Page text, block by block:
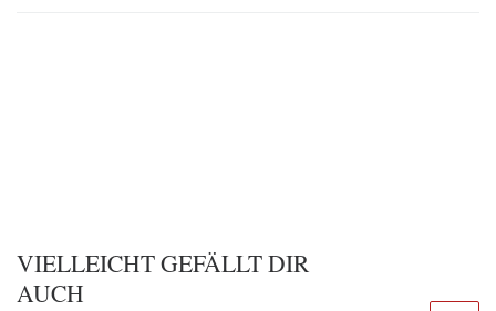
VIELLEICHT GEFÄLLT DIR
AUCH